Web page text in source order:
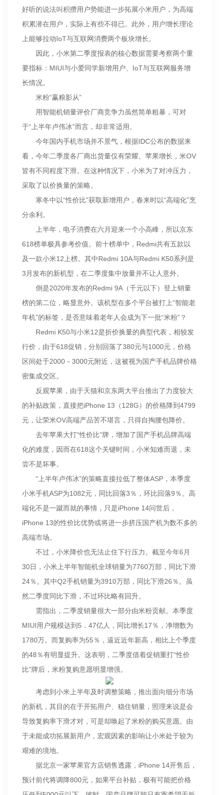
好听的说法叫积攒用户势能进一步拓展小米用户，为高端
积累潜在用户，实际上有些不得已。此外，用户增长理论
上能够拉动IoT与互联网消费两个板块增长。
因此，小米第二季度报表的核心数据需要考察两个重
要指标：MIUI与小爱同学新增用户、IoT与互联网服务增
长情况。
米粉“赢粮影从”
用智能机销量评价厂商竞争力虽然简单粗暴，可对
于“上半年卢伟冰”而言，却非常适用。
今年国内手机市场并不景气，根据IDC公布的数据来
看，今年二季度各厂商出货量仅有荣耀、苹果增长，米OV
皆有不同程度下滑。在这种情况下，小米为了对冲压力，
采取了以价换量的策略。
寒冬中以“性价比”获取新增用户，春来时以“高端化”烹
分余利。
上半年，电子消费在六月迎来一个小高峰，所以京东
618榜单极具参考价值。前十榜单中，Redmi共有五款以
及一款小米12上榜。其中Redmi 10A与Redmi K50系列是
3月发布的新机型，在二季度集中放量并不让人意外。
倒是2020年发布的Redmi 9A（千元以下）登上销量
榜的第二位，略显意外。该机型在多个平台被打上“智能老
年机”的标签，是否意味着老年人会成为下一批“米粉”？
Redmi K50与小米12是折价换量的典型代表，相较发
行价，由于618促销，分别回落了380元与1000元，价格
区间处于2000－3000元附近，这被视为国产手机品牌价格
密集成交区。
反观苹果，由于天猫和京东两大平台推出了力度较大
的补贴政策，直接把iPhone 13（128G）的价格降到4799
元，让荣米OV高端产品苦不堪言，只得自掏腰包降价。
去年苹果大打“性价比”牌，增加了国产手机品牌高端
化的难度，因而在618这个关键时间，小米知难而退，未
尝不是坏事。
“上半年卢伟冰”的策略直接拉低了整体ASP，本季度
小米手机ASP为1082元，同比回落3％，环比回落9％。高
端化不是一蹴而就的事情，只是iPhone 14问世后，
iPhone 13的性价比优势或将进一步挤压国产机为数不多的
高端市场。
不过，小米降价也无法止住下行压力。截至今年6月
30日，小米上半年智能机全球销量为7760万部，同比下滑
24％。其中Q2手机销量为3910万部，同比下滑26％。虽
然二季度同比下滑，不过环比略有回升。
需指出，二季度销量很大一部分由米粉贡献。本季度
MIUI用户规模达到5．47亿人，同比增长17％，净增数为
1780万。而复购率为55％，逼近近年新高，相比上个季度
的48％有明显提升。这表明，二季度借着促销重打“性价
比”牌后，米粉复购意愿明显增强。
考虑到小米上半年及时调整策略，推出面向细分市场
的新机，其目的在于开拓用户、稳住销量，照理来说是会
导致复购率下滑才对，可是却唤起了米粉的购买意愿。由
于未能成功拓展新用户，宏观因素的影响让小米处于较为
艰难的境地。
据北京一家苹果官方店销售透露，iPhone 14开售后，
预计前代将调降800元，如果平台补贴，极有可能把价格